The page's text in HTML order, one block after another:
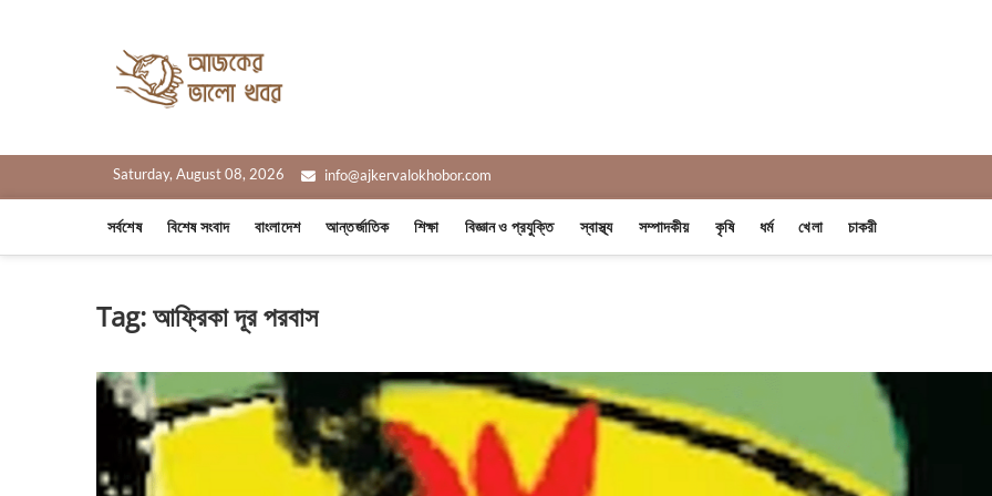
Saturday, August 08, 2026 info@ajkervalokhobor.com
সর্বশেষ বিশেষ সংবাদ বাংলাদেশ আন্তর্জাতিক শিক্ষা বিজ্ঞান ও প্রযুক্তি স্বাস্থ্য সম্পাদকীয় কৃষি ধর্ম খেলা চাকরী
Tag:আফ্রিকা দূর পরবাস